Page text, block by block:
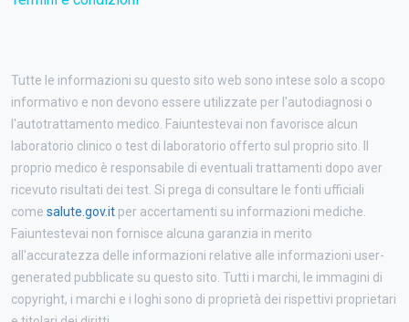
Tutte le informazioni su questo sito web sono intese solo a scopo
informativo e non devono essere utilizzate per l'autodiagnosi o
l'autotrattamento medico. Faiuntestevai non favorisce alcun
laboratorio clinico o test di laboratorio offerto sul proprio sito. Il
proprio medico è responsabile di eventuali trattamenti dopo aver
ricevuto risultati dei test. Si prega di consultare le fonti ufficiali
come salute.gov.it per accertamenti su informazioni mediche.
Faiuntestevai non fornisce alcuna garanzia in merito
all'accuratezza delle informazioni relative alle informazioni user-
generated pubblicate su questo sito. Tutti i marchi, le immagini di
copyright, i marchi e i loghi sono di proprietà dei rispettivi proprietari